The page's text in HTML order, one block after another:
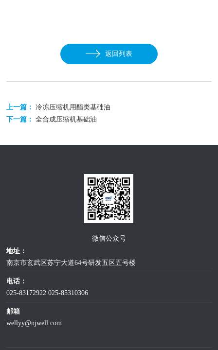
返回列表
上一篇：冷冻压缩机用酯类基础油
下一篇：全合成压缩机基础油
微信公众号
地址：
南京市玄武区苏宁大道64号研发五区五号楼
电话：
025-83172922025-85310306
邮箱
wellyy@njwell.com